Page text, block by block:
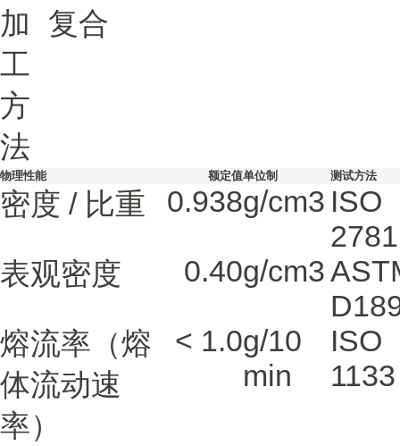
加
工
方
法
复合
物理性能 额定值单位制 测试方法
密度 / 比重 0.938g/cm3 ISO
2781
表观密度
0.40g/cm3
熔流率（熔
体流动速
率）
< 1.0g/10
min
ISO
1133